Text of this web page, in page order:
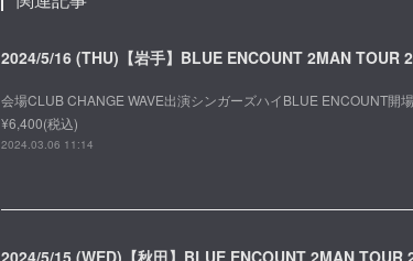
2024/5/16 (THU)【岩手】BLUE ENCOUNT 2MAN
会場CLUB CHANGE WAVE出演シンガーズハイBLUE ENCOUNT開
¥6,400(税込)
2024.03.06 11:14
2024/5/15 (WED)【秋田】BLUE ENCOUNT 2MAN